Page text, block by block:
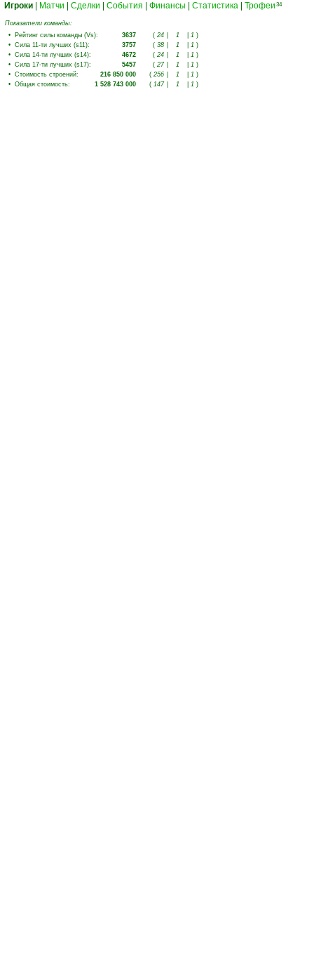
Игроки Матчи Сделки События Финансы Статистика Трофеи 34
Показатели команды:
• Рейтинг силы команды (Vs): 3637 ( 24 1 1 )
• Сила 11-ти лучших (s11): 3757 ( 38 1 1 )
• Сила 14-ти лучших (s14): 4672 ( 24 1 1 )
• Сила 17-ти лучших (s17): 5457 ( 27 1 1 )
• Стоимость строений: 216 850 000 ( 256 1 1 )
• Общая стоимость: 1 528 743 000 ( 147 1 1 )